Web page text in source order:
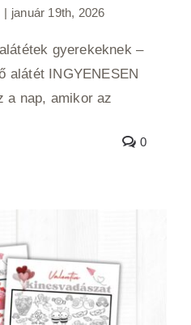
| január 19th, 2026
gyerekeknek –
alátét INGYENESEN
a nap, amikor az
0